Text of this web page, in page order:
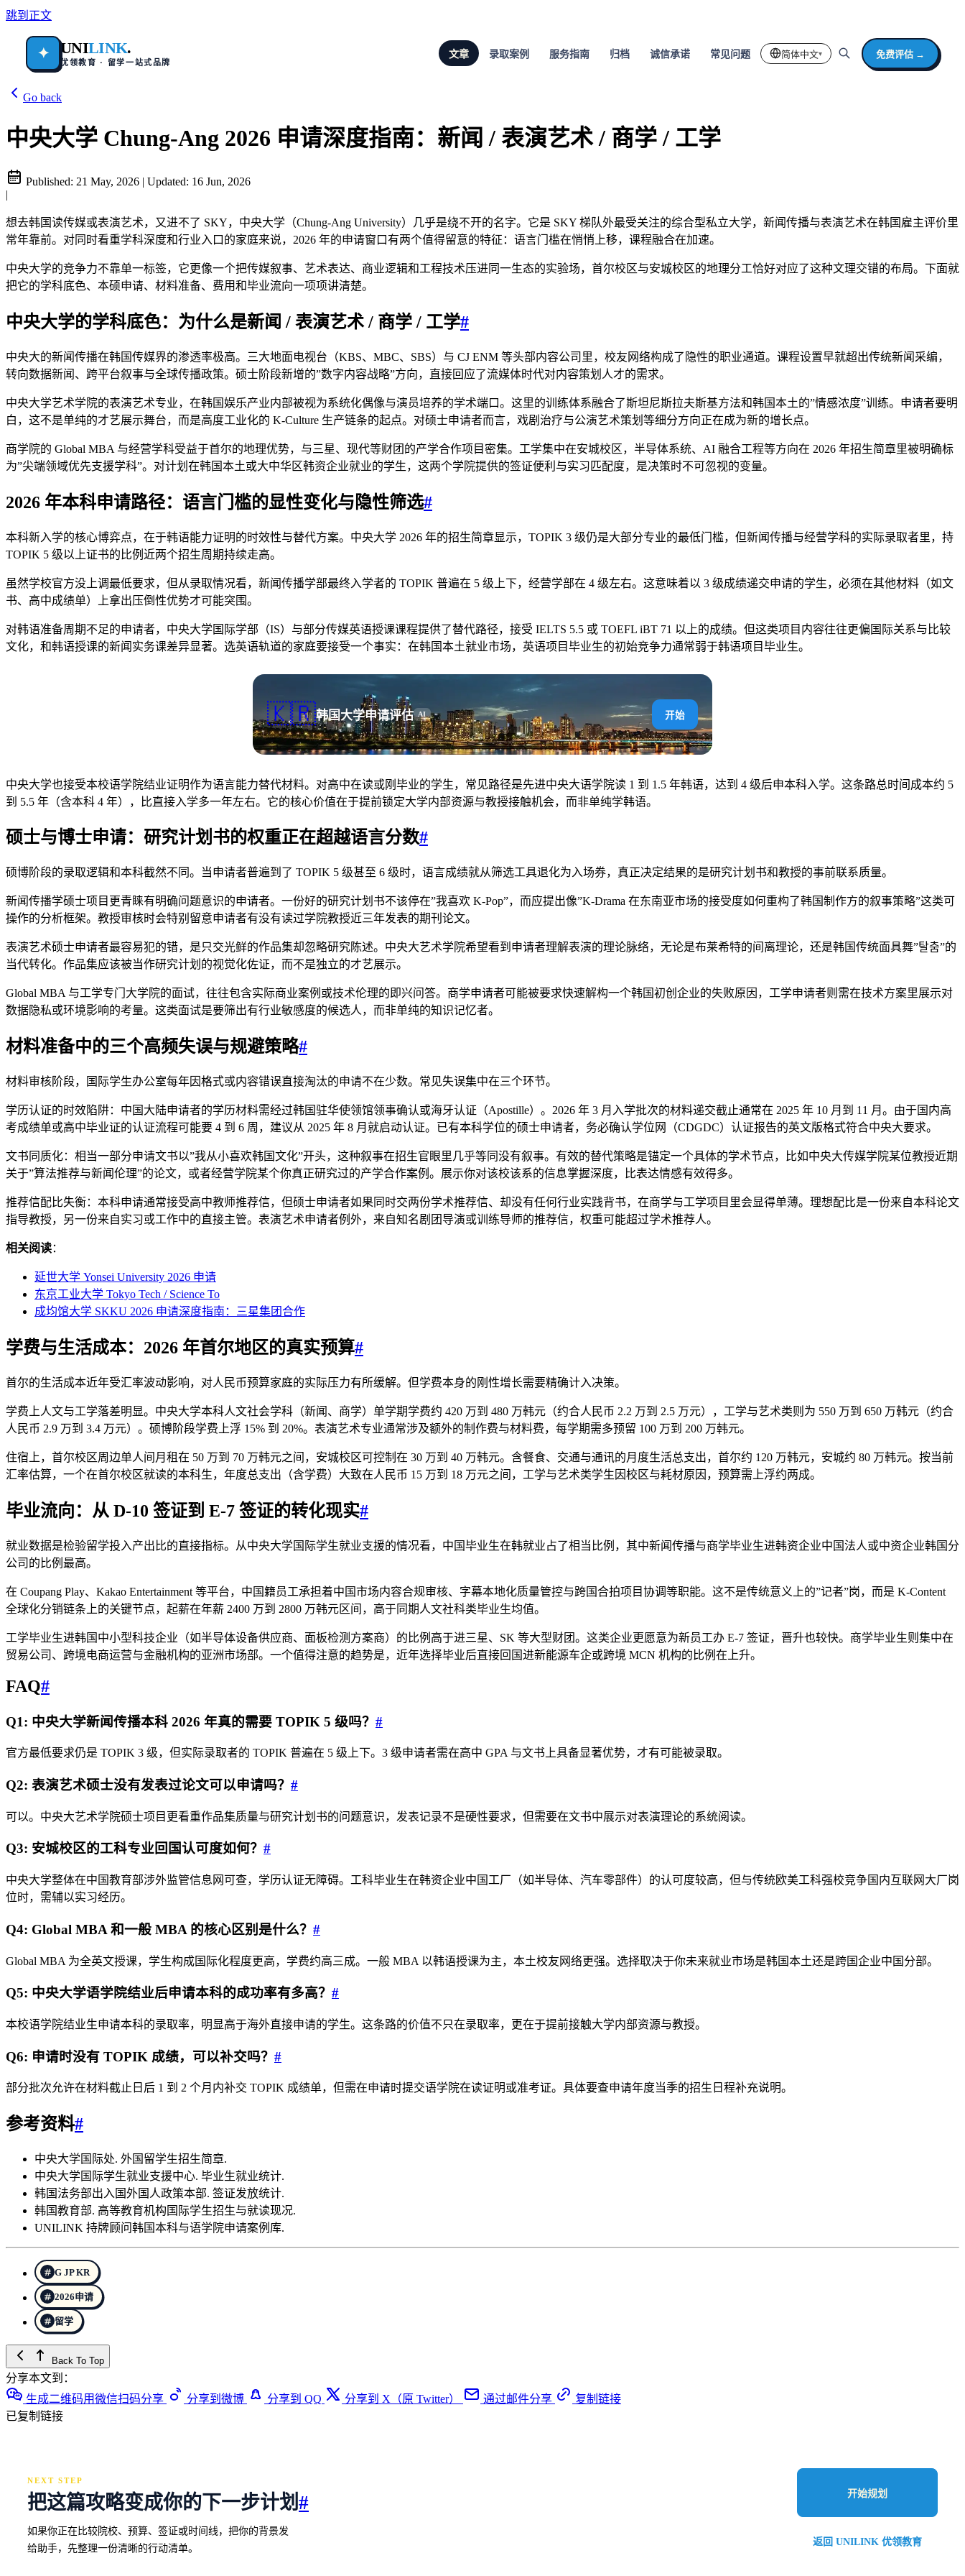
跳到正文
✦ UNILINK.
优领教育 · 留学一站式品牌
文章 录取案例 服务指南 归档 诚信承诺 常见问题 简体中文▾ 免费评估 →
Go back
中央大学 Chung-Ang 2026 申请深度指南：新闻 / 表演艺术 / 商学 / 工学
Published: 21 May, 2026 | Updated: 16 Jun, 2026
|
想去韩国读传媒或表演艺术，又进不了 SKY，中央大学（Chung-Ang University）几乎是绕不开的名字。它是 SKY 梯队外最受关注的综合型私立大学，新闻传播与表演艺术在韩国雇主评价里
常年靠前。对同时看重学科深度和行业入口的家庭来说，2026 年的申请窗口有两个值得留意的特征：语言门槛在悄悄上移，课程融合在加速。
中央大学的竞争力不靠单一标签，它更像一个把传媒叙事、艺术表达、商业逻辑和工程技术压进同一生态的实验场，首尔校区与安城校区的地理分工恰好对应了这种文理交错的布局。下面就
把它的学科底色、本硕申请、材料准备、费用和毕业流向一项项讲清楚。
中央大学的学科底色：为什么是新闻 / 表演艺术 / 商学 / 工学#
中央大的新闻传播在韩国传媒界的渗透率极高。三大地面电视台（KBS、MBC、SBS）与 CJ ENM 等头部内容公司里，校友网络构成了隐性的职业通道。课程设置早就超出传统新闻采编，
转向数据新闻、跨平台叙事与全球传播政策。硕士阶段新增的”数字内容战略”方向，直接回应了流媒体时代对内容策划人才的需求。
中央大学艺术学院的表演艺术专业，在韩国娱乐产业内部被视为系统化偶像与演员培养的学术端口。这里的训练体系融合了斯坦尼斯拉夫斯基方法和韩国本土的”情感浓度”训练。申请者要明
白，这不是单纯的才艺展示舞台，而是高度工业化的 K-Culture 生产链条的起点。对硕士申请者而言，戏剧治疗与公演艺术策划等细分方向正在成为新的增长点。
商学院的 Global MBA 与经营学科受益于首尔的地理优势，与三星、现代等财团的产学合作项目密集。工学集中在安城校区，半导体系统、AI 融合工程等方向在 2026 年招生简章里被明确标
为”尖端领域优先支援学科”。对计划在韩国本土或大中华区韩资企业就业的学生，这两个学院提供的签证便利与实习匹配度，是决策时不可忽视的变量。
2026 年本科申请路径：语言门槛的显性变化与隐性筛选#
本科新入学的核心博弈点，在于韩语能力证明的时效性与替代方案。中央大学 2026 年的招生简章显示，TOPIK 3 级仍是大部分专业的最低门槛，但新闻传播与经营学科的实际录取者里，持
TOPIK 5 级以上证书的比例近两个招生周期持续走高。
虽然学校官方没上调最低要求，但从录取情况看，新闻传播学部最终入学者的 TOPIK 普遍在 5 级上下，经营学部在 4 级左右。这意味着以 3 级成绩递交申请的学生，必须在其他材料（如文
书、高中成绩单）上拿出压倒性优势才可能突围。
对韩语准备周期不足的申请者，中央大学国际学部（IS）与部分传媒英语授课课程提供了替代路径，接受 IELTS 5.5 或 TOEFL iBT 71 以上的成绩。但这类项目内容往往更偏国际关系与比较
文化，和韩语授课的新闻实务课差异显著。选英语轨道的家庭要接受一个事实：在韩国本土就业市场，英语项目毕业生的初始竞争力通常弱于韩语项目毕业生。
🇰🇷韩国大学申请评估 AI 开始
中央大学也接受本校语学院结业证明作为语言能力替代材料。对高中在读或刚毕业的学生，常见路径是先进中央大语学院读 1 到 1.5 年韩语，达到 4 级后申本科入学。这条路总时间成本约 5
到 5.5 年（含本科 4 年），比直接入学多一年左右。它的核心价值在于提前锁定大学内部资源与教授接触机会，而非单纯学韩语。
硕士与博士申请：研究计划书的权重正在超越语言分数#
硕博阶段的录取逻辑和本科截然不同。当申请者普遍到了 TOPIK 5 级甚至 6 级时，语言成绩就从筛选工具退化为入场券，真正决定结果的是研究计划书和教授的事前联系质量。
新闻传播学硕士项目更青睐有明确问题意识的申请者。一份好的研究计划书不该停在”我喜欢 K-Pop”，而应提出像”K-Drama 在东南亚市场的接受度如何重构了韩国制作方的叙事策略”这类可
操作的分析框架。教授审核时会特别留意申请者有没有读过学院教授近三年发表的期刊论文。
表演艺术硕士申请者最容易犯的错，是只交光鲜的作品集却忽略研究陈述。中央大艺术学院希望看到申请者理解表演的理论脉络，无论是布莱希特的间离理论，还是韩国传统面具舞”탈춤”的
当代转化。作品集应该被当作研究计划的视觉化佐证，而不是独立的才艺展示。
Global MBA 与工学专门大学院的面试，往往包含实际商业案例或技术伦理的即兴问答。商学申请者可能被要求快速解构一个韩国初创企业的失败原因，工学申请者则需在技术方案里展示对
数据隐私或环境影响的考量。这类面试是要筛出有行业敏感度的候选人，而非单纯的知识记忆者。
材料准备中的三个高频失误与规避策略#
材料审核阶段，国际学生办公室每年因格式或内容错误直接淘汰的申请不在少数。常见失误集中在三个环节。
学历认证的时效陷阱：中国大陆申请者的学历材料需经过韩国驻华使领馆领事确认或海牙认证（Apostille）。2026 年 3 月入学批次的材料递交截止通常在 2025 年 10 月到 11 月。由于国内高
考成绩单或高中毕业证的认证流程可能要 4 到 6 周，建议从 2025 年 8 月就启动认证。已有本科学位的硕士申请者，务必确认学位网（CDGDC）认证报告的英文版格式符合中央大要求。
文书同质化：相当一部分申请文书以”我从小喜欢韩国文化”开头，这种叙事在招生官眼里几乎等同没有叙事。有效的替代策略是锚定一个具体的学术节点，比如中央大传媒学院某位教授近期
关于”算法推荐与新闻伦理”的论文，或者经营学院某个你真正研究过的产学合作案例。展示你对该校该系的信息掌握深度，比表达情感有效得多。
推荐信配比失衡：本科申请通常接受高中教师推荐信，但硕士申请者如果同时交两份学术推荐信、却没有任何行业实践背书，在商学与工学项目里会显得单薄。理想配比是一份来自本科论文
指导教授，另一份来自实习或工作中的直接主管。表演艺术申请者例外，来自知名剧团导演或训练导师的推荐信，权重可能超过学术推荐人。
相关阅读：
延世大学 Yonsei University 2026 申请
东京工业大学 Tokyo Tech / Science To
成均馆大学 SKKU 2026 申请深度指南：三星集团合作
学费与生活成本：2026 年首尔地区的真实预算#
首尔的生活成本近年受汇率波动影响，对人民币预算家庭的实际压力有所缓解。但学费本身的刚性增长需要精确计入决策。
学费上人文与工学落差明显。中央大学本科人文社会学科（新闻、商学）单学期学费约 420 万到 480 万韩元（约合人民币 2.2 万到 2.5 万元），工学与艺术类则为 550 万到 650 万韩元（约合
人民币 2.9 万到 3.4 万元）。硕博阶段学费上浮 15% 到 20%。表演艺术专业通常涉及额外的制作费与材料费，每学期需多预留 100 万到 200 万韩元。
住宿上，首尔校区周边单人间月租在 50 万到 70 万韩元之间，安城校区可控制在 30 万到 40 万韩元。含餐食、交通与通讯的月度生活总支出，首尔约 120 万韩元，安城约 80 万韩元。按当前
汇率估算，一个在首尔校区就读的本科生，年度总支出（含学费）大致在人民币 15 万到 18 万元之间，工学与艺术类学生因校区与耗材原因，预算需上浮约两成。
毕业流向：从 D-10 签证到 E-7 签证的转化现实#
就业数据是检验留学投入产出比的直接指标。从中央大学国际学生就业支援的情况看，中国毕业生在韩就业占了相当比例，其中新闻传播与商学毕业生进韩资企业中国法人或中资企业韩国分
公司的比例最高。
在 Coupang Play、Kakao Entertainment 等平台，中国籍员工承担着中国市场内容合规审核、字幕本地化质量管控与跨国合拍项目协调等职能。这不是传统意义上的”记者”岗，而是 K-Content
全球化分销链条上的关键节点，起薪在年薪 2400 万到 2800 万韩元区间，高于同期人文社科类毕业生均值。
工学毕业生进韩国中小型科技企业（如半导体设备供应商、面板检测方案商）的比例高于进三星、SK 等大型财团。这类企业更愿意为新员工办 E-7 签证，晋升也较快。商学毕业生则集中在
贸易公司、跨境电商运营与金融机构的亚洲市场部。一个值得注意的趋势是，近年选择毕业后直接回国进新能源车企或跨境 MCN 机构的比例在上升。
FAQ#
Q1: 中央大学新闻传播本科 2026 年真的需要 TOPIK 5 级吗？ #
官方最低要求仍是 TOPIK 3 级，但实际录取者的 TOPIK 普遍在 5 级上下。3 级申请者需在高中 GPA 与文书上具备显著优势，才有可能被录取。
Q2: 表演艺术硕士没有发表过论文可以申请吗？ #
可以。中央大艺术学院硕士项目更看重作品集质量与研究计划书的问题意识，发表记录不是硬性要求，但需要在文书中展示对表演理论的系统阅读。
Q3: 安城校区的工科专业回国认可度如何？ #
中央大学整体在中国教育部涉外监管信息网可查，学历认证无障碍。工科毕业生在韩资企业中国工厂（如半导体、汽车零部件）的认可度较高，但与传统欧美工科强校竞争国内互联网大厂岗
位时，需辅以实习经历。
Q4: Global MBA 和一般 MBA 的核心区别是什么？ #
Global MBA 为全英文授课，学生构成国际化程度更高，学费约高三成。一般 MBA 以韩语授课为主，本土校友网络更强。选择取决于你未来就业市场是韩国本土还是跨国企业中国分部。
Q5: 中央大学语学院结业后申请本科的成功率有多高？ #
本校语学院结业生申请本科的录取率，明显高于海外直接申请的学生。这条路的价值不只在录取率，更在于提前接触大学内部资源与教授。
Q6: 申请时没有 TOPIK 成绩，可以补交吗？ #
部分批次允许在材料截止日后 1 到 2 个月内补交 TOPIK 成绩单，但需在申请时提交语学院在读证明或准考证。具体要查申请年度当季的招生日程补充说明。
参考资料#
中央大学国际处. 外国留学生招生简章.
中央大学国际学生就业支援中心. 毕业生就业统计.
韩国法务部出入国外国人政策本部. 签证发放统计.
韩国教育部. 高等教育机构国际学生招生与就读现况.
UNILINK 持牌顾问韩国本科与语学院申请案例库.
G JP KR
2026申请
留学
Back To Top
分享本文到：
生成二维码用微信扫码分享
分享到微博 分享到 QQ 分享到 X（原 Twitter） 通过邮件分享
复制链接
已复制链接
NEXT STEP
把这篇攻略变成你的下一步计划 #
如果你正在比较院校、预算、签证或时间线，把你的背景发
给助手，先整理一份清晰的行动清单。
开始规划
返回 UNILINK 优领教育